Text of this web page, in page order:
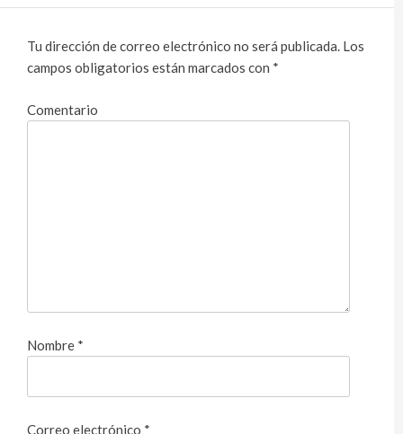
Tu dirección de correo electrónico no será publicada. Los
campos obligatorios están marcados con *
Comentario
Nombre *
Correo electrónico *